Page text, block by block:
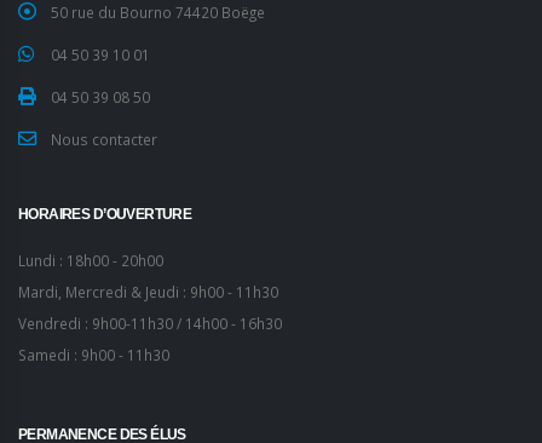
50 rue du Bourno 74420 Boëge
04 50 39 10 01
04 50 39 08 50
Nous contacter
HORAIRES D’OUVERTURE
Lundi : 18h00 - 20h00
Mardi, Mercredi & Jeudi : 9h00 - 11h30
Vendredi : 9h00-11h30 / 14h00 - 16h30
Samedi : 9h00 - 11h30
PERMANENCE DES ÉLUS